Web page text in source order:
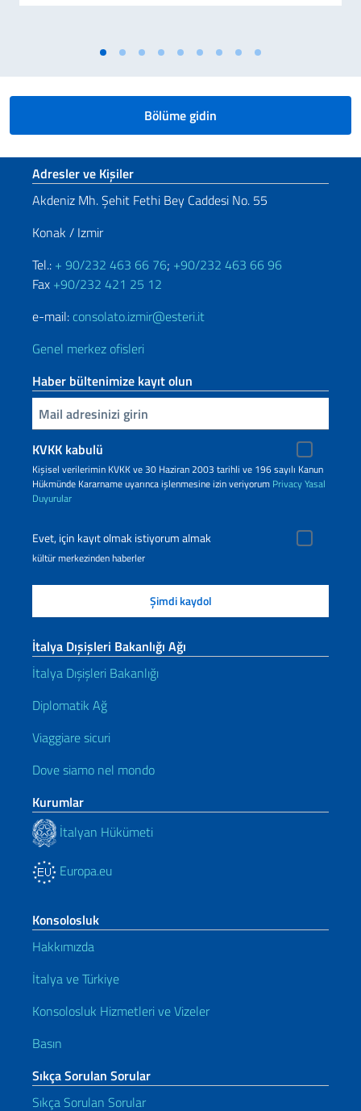
Bölüme gidin
Footer section
Adresler ve Kişiler
Akdeniz Mh. Şehit Fethi Bey Caddesi No. 55
Konak / Izmir
Tel.: + 90/232 463 66 76; +90/232 463 66 96
Fax +90/232 421 25 12
e-mail: consolato.izmir@esteri.it
Genel merkez ofisleri
Haber bültenimize kayıt olun
Inserisci la tua email
KVKK kabulü
Kişisel verilerimin KVKK ve 30 Haziran 2003 tarihli ve 196 sayılı Kanun
Hükmünde Kararname uyarınca işlenmesine izin veriyorum PrivacyYasal
Duyurular
Evet, için kayıt olmak istiyorum almak
kültür merkezinden haberler
İtalya Dışişleri Bakanlığı Ağı
İtalya Dışişleri Bakanlığı
Diplomatik Ağ
Viaggiare sicuri
Dove siamo nel mondo
Kurumlar
İtalyan Hükümeti
Europa.eu
Konsolosluk
Hakkımızda
İtalya ve Türkiye
Konsolosluk Hizmetleri ve Vizeler
Basın
Sıkça Sorulan Sorular
Sıkça Sorulan Sorular